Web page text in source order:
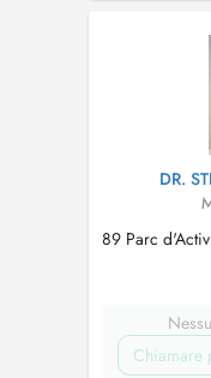
convienne.
DR.
89 Parc
Chiamare